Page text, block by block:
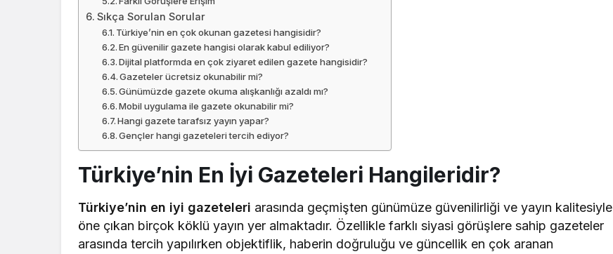
Sıkça Sorulan Sorular
Türkiye’nin en çok okunan gazetesi hangisidir?
En güvenilir gazete hangisi olarak kabul ediliyor?
Dijital platformda en çok ziyaret edilen gazete hangisidir?
Gazeteler ücretsiz okunabilir mi?
Günümüzde gazete okuma alışkanlığı azaldı mı?
Mobil uygulama ile gazete okunabilir mi?
Hangi gazete tarafsız yayın yapar?
Gençler hangi gazeteleri tercih ediyor?
Türkiye’nin En İyi Gazeteleri Hangileridir?
Türkiye’nin en iyi gazeteleri arasında geçmişten günümüze güvenilirliği ve yayın kalitesiyle
öne çıkan birçok köklü yayın yer almaktadır. Özellikle farklı siyasi görüşlere sahip gazeteler
arasında tercih yapılırken objektiflik, haberin doğruluğu ve güncellik en çok aranan